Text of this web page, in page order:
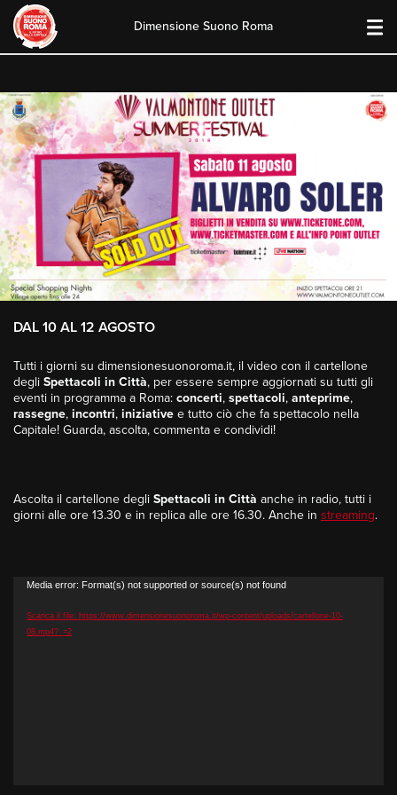
content
Dimensione Suono Roma
DAL 10 AL 12 AGOSTO
Tutti i giorni su dimensionesuonoroma.it, il video con il cartellone
degli Spettacoli in Città, per essere sempre aggiornati su tutti gli
eventi in programma a Roma: concerti, spettacoli, anteprime,
rassegne, incontri, iniziative e tutto ciò che fa spettacolo nella
Capitale! Guarda, ascolta, commenta e condividi!
Ascolta il cartellone degli Spettacoli in Città anche in radio, tutti i
giorni alle ore 13.30 e in replica alle ore 16.30. Anche in streaming.
Video
Media error: Format(s) not supported or source(s) not found
Scarica il file: https://www.dimensionesuonoroma.it/wp-content/uploads/cartellone-10-
08.mp4?_=2